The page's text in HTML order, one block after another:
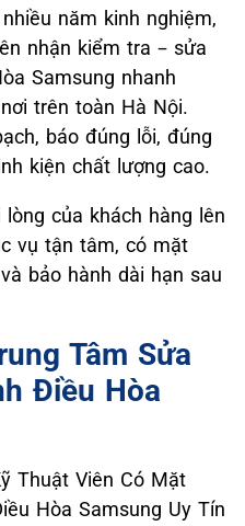
năm kinh nghiệm,
nhận kiểm tra – sửa
Samsung nhanh
trên toàn Hà Nội.
báo đúng lỗi, đúng
kiện chất lượng cao.
của khách hàng lên
vụ tận tâm, có mặt
bảo hành dài hạn sau
Tâm Sửa
Điều Hòa
Thuật Viên Có Mặt
Hòa Samsung Uy Tín